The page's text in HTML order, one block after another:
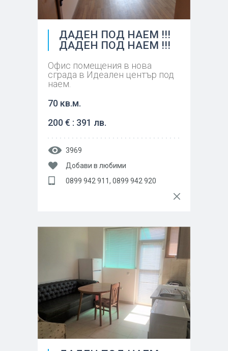
ДАДЕН ПОД НАЕМ !!!
ДАДЕН ПОД НАЕМ !!!
Офис помещения в нова
сграда в Идеален център под
наем.
70 кв.м.
200 € : 391 лв.
3969
Добави в любими
0899 942 911, 0899 942 920